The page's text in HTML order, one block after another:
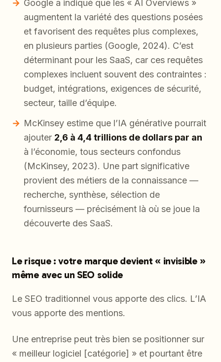
Google a indiqué que les « AI Overviews »
augmentent la variété des questions posées
et favorisent des requêtes plus complexes,
en plusieurs parties (Google, 2024). C’est
déterminant pour les SaaS, car ces requêtes
complexes incluent souvent des contraintes :
budget, intégrations, exigences de sécurité,
secteur, taille d’équipe.
McKinsey estime que l’IA générative pourrait
ajouter 2,6 à 4,4 trillions de dollars par an
à l’économie, tous secteurs confondus
(McKinsey, 2023). Une part significative
provient des métiers de la connaissance —
recherche, synthèse, sélection de
fournisseurs — précisément là où se joue la
découverte des SaaS.
Le risque : votre marque devient « invisible »
même avec un SEO solide
Le SEO traditionnel vous apporte des clics. L’IA
vous apporte des mentions.
Une entreprise peut très bien se positionner sur
« meilleur logiciel [catégorie] » et pourtant être